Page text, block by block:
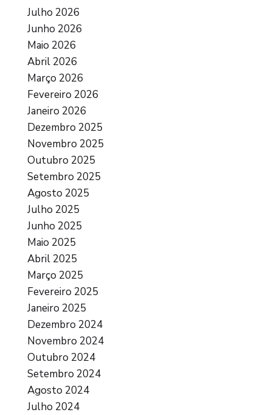
Julho 2026
Junho 2026
Maio 2026
Abril 2026
Março 2026
Fevereiro 2026
Janeiro 2026
Dezembro 2025
Novembro 2025
Outubro 2025
Setembro 2025
Agosto 2025
Julho 2025
Junho 2025
Maio 2025
Abril 2025
Março 2025
Fevereiro 2025
Janeiro 2025
Dezembro 2024
Novembro 2024
Outubro 2024
Setembro 2024
Agosto 2024
Julho 2024